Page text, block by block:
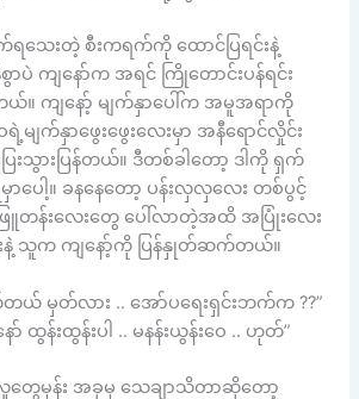
ေးတဲ့ စီးကရက်ကို ထောင်ပြရင်းနဲ့
ပဲ ကျနော်က အရင် ကြိုတောင်းပန်ရင်း
ကျနော့် မျက်နှာပေါ်က အမူအရာကို
ရဲ့မျက်နှာဖွေးဖွေးလေးမှာ အနီရောင်လှိုင်း
ေးသွားပြန်တယ်။ ဒီတစ်ခါတော့ ဒါကို ရှက်
မှာပေါ့။ ခနနေတော့ ပန်းလှလှလေး တစ်ပွင့်
ြူတန်းလေးတွေ ပေါ်လာတဲ့အထိ အပြုံးလေး
နဲ့ သူက ကျနော့်ကို ပြန်နှုတ်ဆက်တယ်။
ယ် မှတ်လား .. အော်ပရေးရှင်းဘက်က ??”
ထွန်းထွန်းပါ .. မနန်းယွန်းဝေ .. ဟုတ်”
ေမှန်း အခုမှ သေချာသိတာဆိုတော့